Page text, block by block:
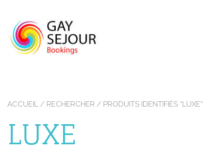
content
ACCUEIL / RECHERCHER / PRODUITS IDENTIFIÉS “LUXE”
LUXE